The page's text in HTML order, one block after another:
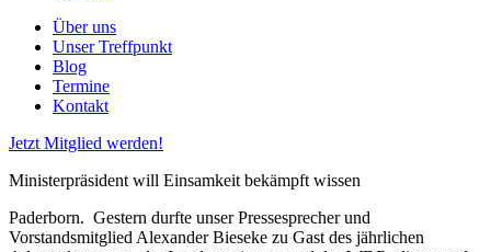
Über uns
Unser Treffpunkt
Blog
Termine
Kontakt
Jetzt Mitglied werden!
Ministerpräsident will Einsamkeit bekämpft wissen
Paderborn. Gestern durfte unser Pressesprecher und
Vorstandsmitglied Alexander Bieseke zu Gast des jährlichen